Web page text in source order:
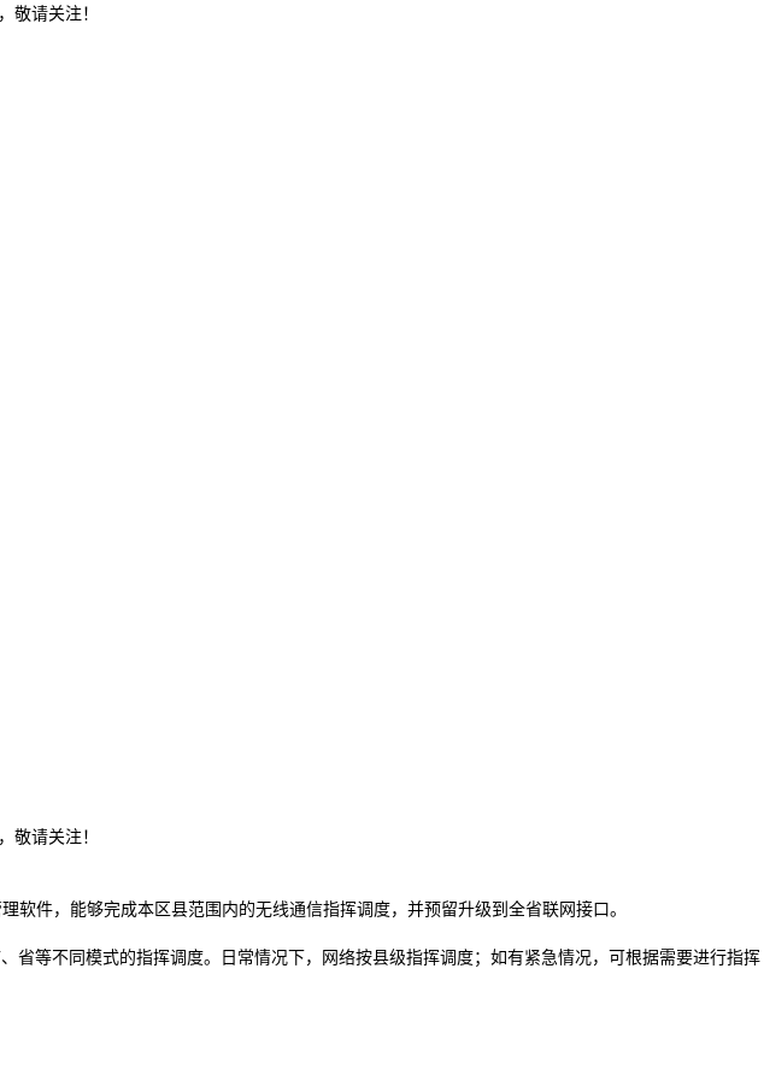
请关注！
请关注！
件，能够完成本区县范围内的无线通信指挥调度，并预留升级到全省联网接口。
等不同模式的指挥调度。日常情况下，网络按县级指挥调度；如有紧急情况，可根据需要进行指挥